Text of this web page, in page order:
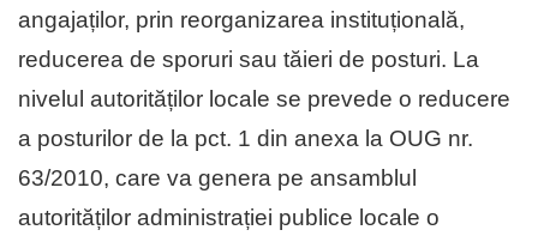
angajaților, prin reorganizarea instituțională,
reducerea de sporuri sau tăieri de posturi. La
nivelul autorităților locale se prevede o reducere
a posturilor de la pct. 1 din anexa la OUG nr.
63/2010, care va genera pe ansamblul
autorităților administrației publice locale o